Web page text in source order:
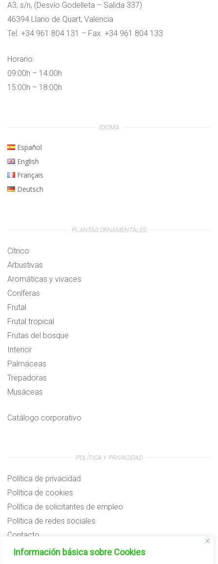
Información básica sobre Cookies
A3, s/n, (Desvío Godelleta – Salida 337)
46394 Llano de Quart, Valencia
Tel. +34 961 804 131 – Fax. +34 961 804 133
Horario:
09:00h – 14:00h
15:00h – 18:00h
IDIOMA
Español
English
Français
Deutsch
PLANTAS ORNAMENTALES
Cítrico
Arbustivas
Aromáticas y vivaces
Coníferas
Frutal
Frutal tropical
Frutas del bosque
Interior
Palmáceas
Trepadoras
Musáceas
Catálogo corporativo
POLÍTICA Y PRIVACIDAD
Política de privacidad
Política de cookies
Política de solicitantes de empleo
Política de redes sociales
Contacto
Preguntas frecuentes